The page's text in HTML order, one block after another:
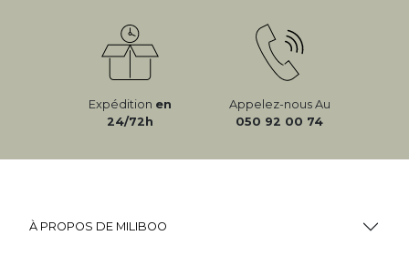
Expédition en
24/72h
Appelez-nous Au
050 92 00 74
À PROPOS DE MILIBOO